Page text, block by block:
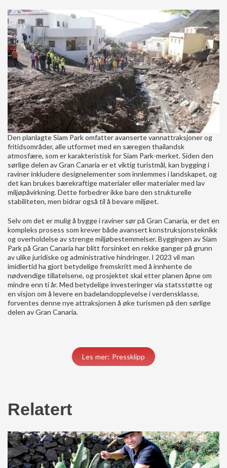
Den planlagte Siam Park omfatter avanserte vannattraksjoner og
fritidsområder, alle utformet med en særegen thailandsk
atmosfære, som er karakteristisk for Siam Park-merket. Siden den
sørlige delen av Gran Canaria er et viktig turistmål, kan bygging i
raviner inkludere designelementer som innlemmes i landskapet, og
det kan brukes bærekraftige materialer eller materialer med lav
miljøpåvirkning. Dette forbedrer ikke bare den strukturelle
stabiliteten, men bidrar også til å bevare miljøet.
Selv om det er mulig å bygge i raviner sør på Gran Canaria, er det en
kompleks prosess som krever både avansert konstruksjonsteknikk
og overholdelse av strenge miljøbestemmelser. Byggingen av Siam
Park på Gran Canaria har blitt forsinket en rekke ganger på grunn
av ulike juridiske og administrative hindringer. I 2023 vil man
imidlertid ha gjort betydelige fremskritt med å innhente de
nødvendige tillatelsene, og prosjektet skal etter planen åpne om
mindre enn ti år. Med betydelige investeringer via statsstøtte og
en visjon om å levere en badelandopplevelse i verdensklasse,
forventes denne nye attraksjonen å øke turismen på den sørlige
delen av Gran Canaria.
Les mer: Pressklipp
Relatert